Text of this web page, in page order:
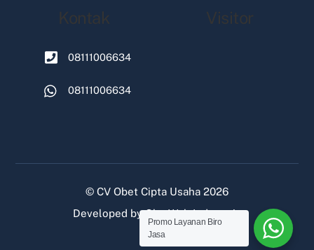
Kontak
08111006634
08111006634
Visitor
© CV Obet Cipta Usaha 2026
Developed byOke Web Indonesia
Promo Layanan Biro
Jasa